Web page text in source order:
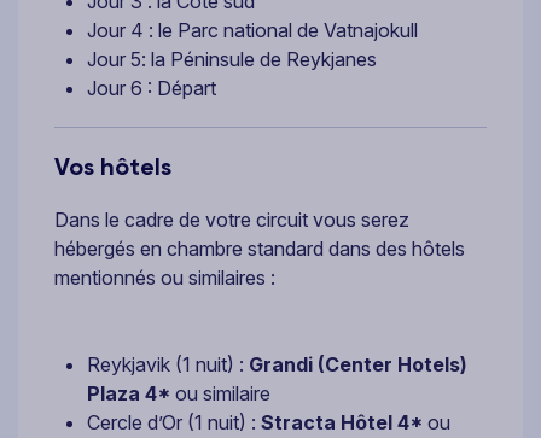
Jour 4 : le Parc national de Vatnajokull
Jour 5: la Péninsule de Reykjanes
Jour 6 : Départ
Vos hôtels
Dans le cadre de votre circuit vous serez
hébergés en chambre standard dans des hôtels
mentionnés ou similaires :
Reykjavik (1 nuit) : Grandi (Center Hotels)
Plaza 4* ou similaire
Cercle d’Or (1 nuit) : Stracta Hôtel 4* ou